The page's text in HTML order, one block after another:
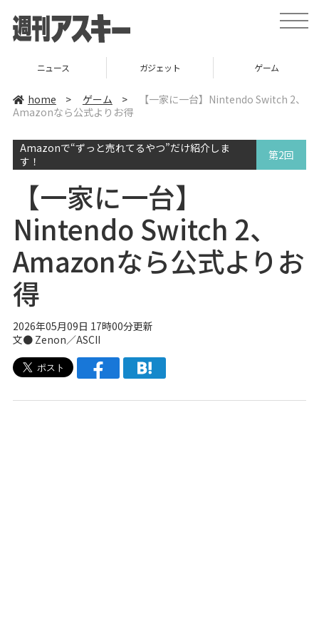
t
o
v
o
ニュース ガジェット ゲーム
home > ゲーム >
【一家に一台】Nintendo Switch 2、
Amazonなら公式よりお得
Amazonで“ずっと売れてるやつ”だけ紹介しま
す！
第2回
【一家に一台】
Nintendo Switch 2、
Amazonなら公式よりお
得
2026年05月09日 17時00分更新
文● Zenon／ASCII